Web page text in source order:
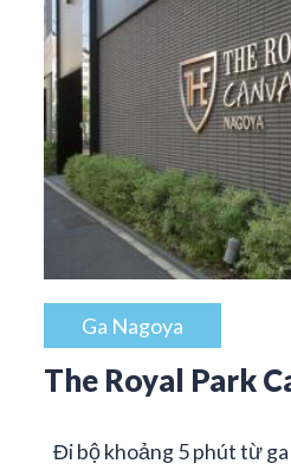
Ga Nagoya
The Royal Park
Đi bộ khoảng 5 phút từ